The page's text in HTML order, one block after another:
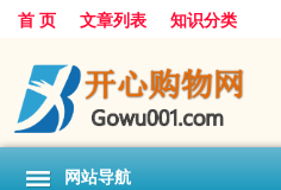
首 页 文章列表 知识分类
网站导航